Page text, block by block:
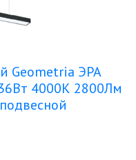
Geometria ЭРА
4000К 2800Лм